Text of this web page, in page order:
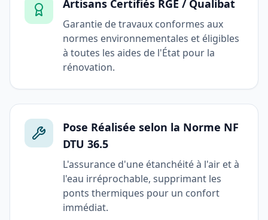
Artisans Certifiés RGE / Qualibat
Garantie de travaux conformes aux
normes environnementales et éligibles
à toutes les aides de l'État pour la
rénovation.
Pose Réalisée selon la Norme NF
DTU 36.5
L'assurance d'une étanchéité à l'air et à
l'eau irréprochable, supprimant les
ponts thermiques pour un confort
immédiat.